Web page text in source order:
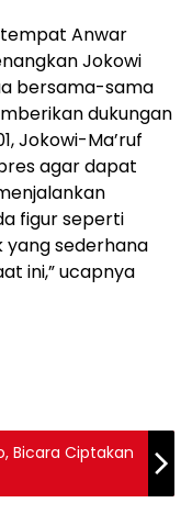
Anwar
Jokowi
bersama-sama
dukungan
Jokowi-Ma’ruf
agar dapat
figur seperti
yang sederhana
ini,” ucapnya
Bicara Ciptakan